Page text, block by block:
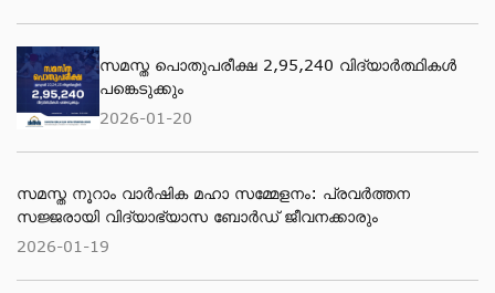
സമസ്ത പൊതുപരീക്ഷ 2,95,240 വിദ്യാര്‍ത്ഥികള്‍
പങ്കെടുക്കും
2026-01-20
സമസ്ത നൂറാം വാർഷിക മഹാ സമ്മേളനം: പ്രവർത്തന
സജ്ജരായി വിദ്യാഭ്യാസ ബോർഡ് ജീവനക്കാരും
2026-01-19